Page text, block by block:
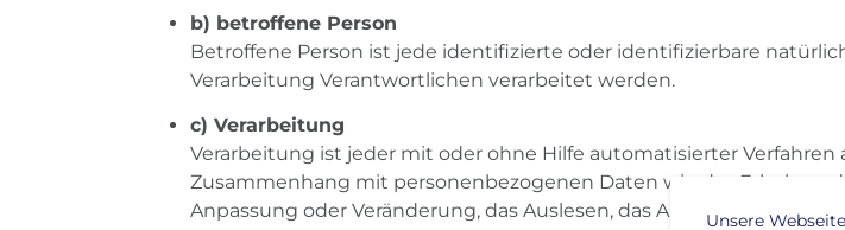
b) betroffene Person
Betroffene Person ist jede identifizierte oder identifizierbare
Verarbeitung Verantwortlichen verarbeitet werden.
c) Verarbeitung
Verarbeitung ist jeder mit oder ohne Hilfe automatisierter
Zusammenhang mit personenbezogenen Daten wie das Erheben,
Anpassung oder Veränderung, das Auslesen, das Abfragen, die
Unsere